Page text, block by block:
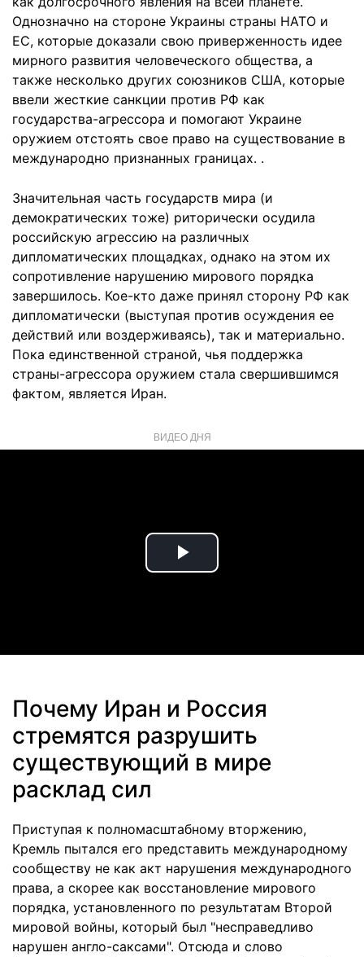
Однозначно на стороне Украины страны НАТО и
ЕС, которые доказали свою приверженность идее
мирного развития человеческого общества, а
также несколько других союзников США, которые
ввели жесткие санкции против РФ как
государства-агрессора и помогают Украине
оружием отстоять свое право на существование в
международно признанных границах. .
Значительная часть государств мира (и
демократических тоже) риторически осудила
российскую агрессию на различных
дипломатических площадках, однако на этом их
сопротивление нарушению мирового порядка
завершилось. Кое-кто даже принял сторону РФ как
дипломатически (выступая против осуждения ее
действий или воздерживаясь), так и материально.
Пока единственной страной, чья поддержка
страны-агрессора оружием стала свершившимся
фактом, является Иран.
ВИДЕО ДНЯ
Play
Почему Иран и Россия
стремятся разрушить
существующий в мире
расклад сил
Приступая к полномасштабному вторжению,
Кремль пытался его представить международному
сообществу не как акт нарушения международного
права, а скорее как восстановление мирового
порядка, установленного по результатам Второй
мировой войны, который был "несправедливо
нарушен англо-саксами". Отсюда и слово